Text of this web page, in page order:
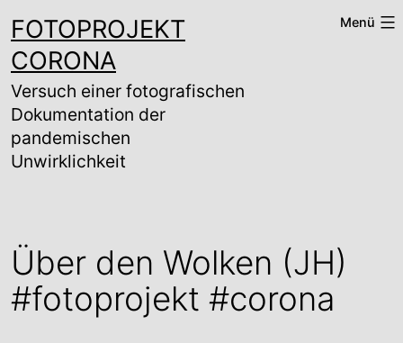
Inhalt
springen
FOTOPROJEKT
CORONA
Versuch einer fotografischen
Dokumentation der
pandemischen
Unwirklichkeit
Menü
Über den Wolken (JH)
#fotoprojekt #corona